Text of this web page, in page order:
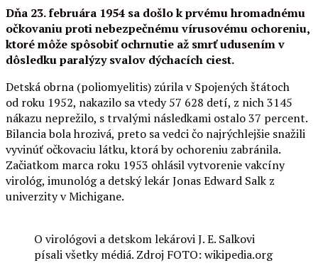
Dňa 23. februára 1954 sa došlo k prvému hromadnému
očkovaniu proti nebezpečnému vírusovému ochoreniu,
ktoré môže spôsobiť ochrnutie až smrť udusením v
dôsledku paralýzy svalov dýchacích ciest.
Detská obrna (poliomyelitis) zúrila v Spojených štátoch
od roku 1952, nakazilo sa vtedy 57 628 detí, z nich 3145
nákazu neprežilo, s trvalými následkami ostalo 37 percent.
Bilancia bola hrozivá, preto sa vedci čo najrýchlejšie snažili
vyvinúť očkovaciu látku, ktorá by ochoreniu zabránila.
Začiatkom marca roku 1953 ohlásil vytvorenie vakcíny
virológ, imunológ a detský lekár Jonas Edward Salk z
univerzity v Michigane.
O virológovi a detskom lekárovi J. E. Salkovi
písali všetky médiá. Zdroj FOTO: wikipedia.org